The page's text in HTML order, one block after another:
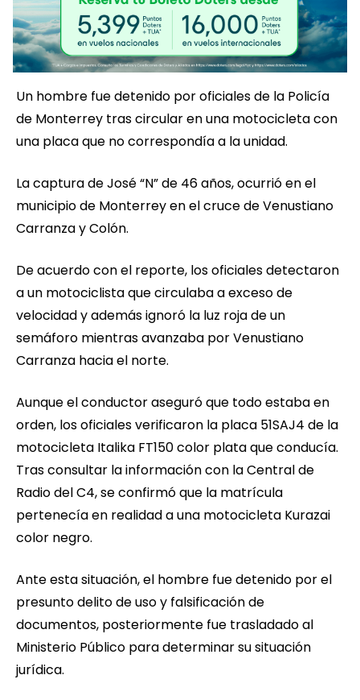
Un hombre fue detenido por oficiales de la Policía
de Monterrey tras circular en una motocicleta con
una placa que no correspondía a la unidad.
La captura de José “N” de 46 años, ocurrió en el
municipio de Monterrey en el cruce de Venustiano
Carranza y Colón.
De acuerdo con el reporte, los oficiales detectaron
a un motociclista que circulaba a exceso de
velocidad y además ignoró la luz roja de un
semáforo mientras avanzaba por Venustiano
Carranza hacia el norte.
Aunque el conductor aseguró que todo estaba en
orden, los oficiales verificaron la placa 51SAJ4 de la
motocicleta Italika FT150 color plata que conducía.
Tras consultar la información con la Central de
Radio del C4, se confirmó que la matrícula
pertenecía en realidad a una motocicleta Kurazai
color negro.
Ante esta situación, el hombre fue detenido por el
presunto delito de uso y falsificación de
documentos, posteriormente fue trasladado al
Ministerio Público para determinar su situación
jurídica.